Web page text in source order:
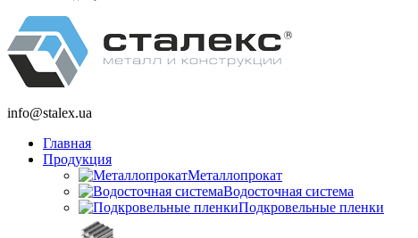
info@stalex.ua
Главная
Продукция
Металлопрокат
Водосточная система
Подкровельные пленки